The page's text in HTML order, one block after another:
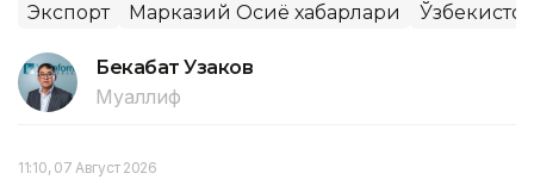
Экспорт Марказий Осиё хабарлари
Бекабат Узаков
Муаллиф
11:10, 07 Август 2026